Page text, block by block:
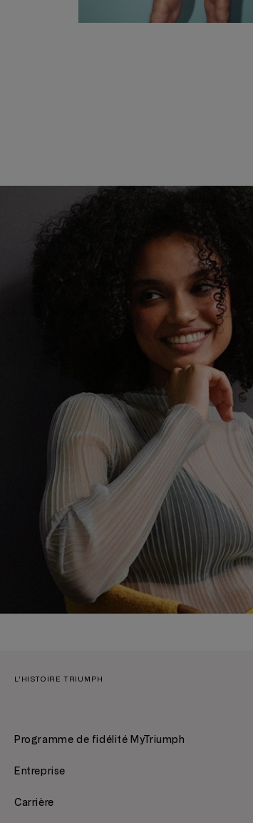
L'HISTOIRE TRIUMPH
Programme de fidélité MyTriumph
Entreprise
Carrière